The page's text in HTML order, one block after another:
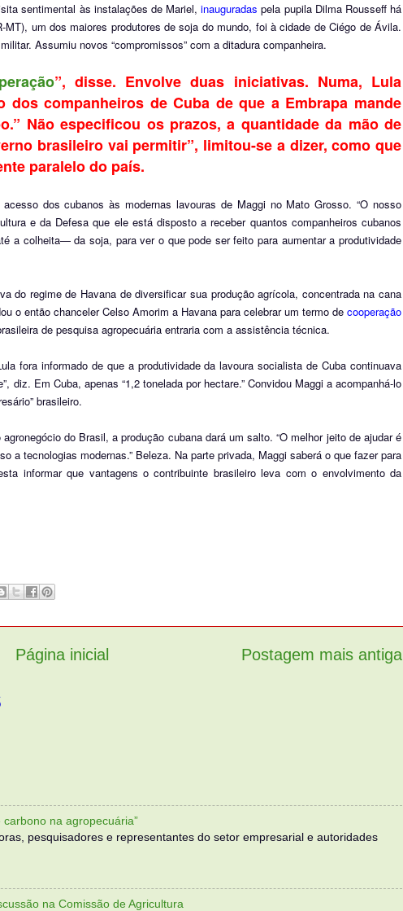
sentimental às instalações de Mariel,inauguradas pela pupila Dilma Rousseff há
um dos maiores produtores de soja do mundo, foi à cidade de Ciégo de Ávila.
Assumiu novos “compromissos” com a ditadura companheira.
”, disse. Envolve duas iniciativas. Numa, Lula
dos companheiros de Cuba de que a Embrapa mande
Não especificou os prazos, a quantidade da mão de
brasileiro vai permitir”, limitou-se a dizer, como que
paralelo do país.
dos cubanos às modernas lavouras de Maggi no Mato Grosso. “O nosso
e da Defesa que ele está disposto a receber quantos companheiros cubanos
a colheita— da soja, para ver o que pode ser feito para aumentar a produtividade
do regime de Havana de diversificar sua produção agrícola, concentrada na cana
o então chanceler Celso Amorim a Havana para celebrar um termo de cooperação
de pesquisa agropecuária entraria com a assistência técnica.
fora informado de que a produtividade da lavoura socialista de Cuba continuava
diz. Em Cuba, apenas “1,2 tonelada por hectare.” Convidou Maggi a acompanhá-lo
brasileiro.
do Brasil, a produção cubana dará um salto. “O melhor jeito de ajudar é
a tecnologias modernas.” Beleza. Na parte privada, Maggi saberá o que fazer para
informar que vantagens o contribuinte brasileiro leva com o envolvimento da
Postagem mais antiga
Página inicial
na agropecuária”
pesquisadores e representantes do setor empresarial e autoridades
na Comissão de Agricultura